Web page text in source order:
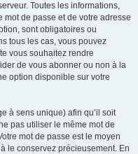
Toutes les informations,
mot de passe et de votre adresse
sont obligatoires ou
tous les cas, vous pouvez
vous souhaitez rendre
de vous abonner ou non à la
option disponible sur votre
à sens unique) afin qu’il soit
pas utiliser le même mot de
mot de passe est le moyen
le conservez précieusement. En